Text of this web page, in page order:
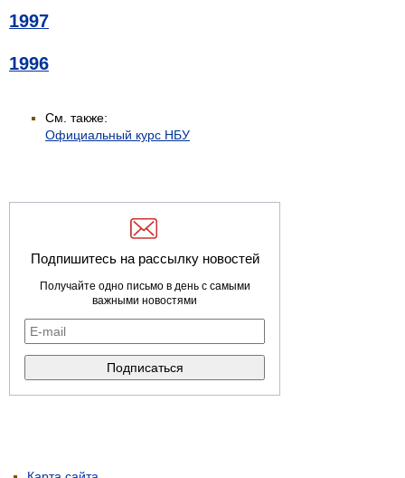
1997
1996
См. также:
Официальный курс НБУ
Подпишитесь на рассылку новостей
Получайте одно письмо в день с самыми
важными новостями